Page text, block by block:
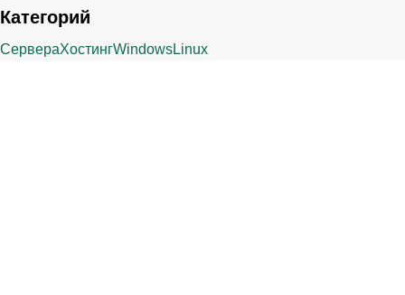
Категорий
СервераХостингWindowsLinux